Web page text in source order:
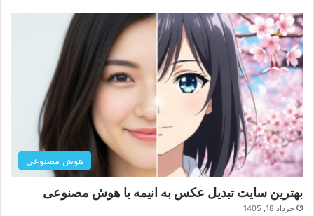
هوش مصنوعی
بهترین سایت تبدیل عکس به انیمه با هوش مصنوعی
خرداد 18, 1405